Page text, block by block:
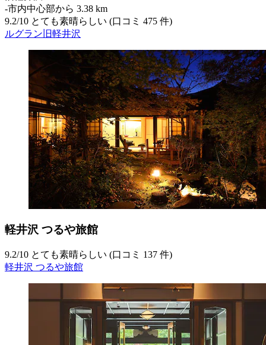
‐市内中心部から 3.38 km
9.2/10 とても素晴らしい (口コミ 475 件)
ルグラン旧軽井沢
軽井沢 つるや旅館
9.2/10 とても素晴らしい (口コミ 137 件)
軽井沢 つるや旅館